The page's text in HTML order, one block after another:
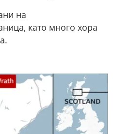
на
като много хора